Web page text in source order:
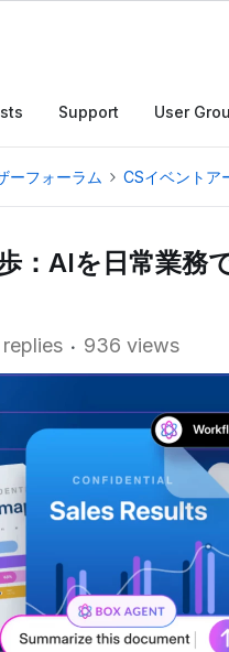
Support User
ーフォーラム CSイベントア
：AIを日常業務
936 views